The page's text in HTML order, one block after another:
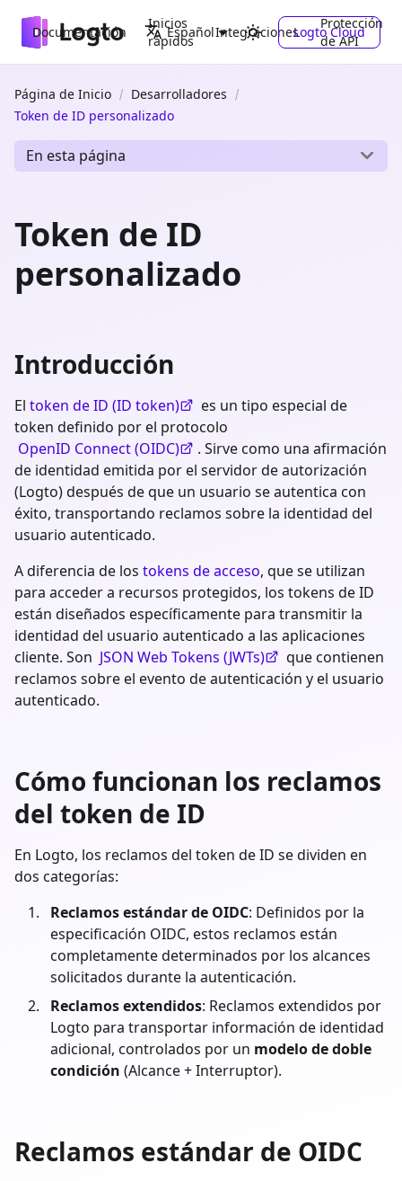
Documentación
Inicios
rápidos
Integraciones
Protección
de API
Español Logto Cloud
Página de Inicio
Desarrolladores
Token de ID personalizado
En esta página
Token de ID
personalizado
Introducción
El token de ID (ID token)
es un tipo especial de
token definido por el protocolo
OpenID Connect (OIDC)
. Sirve como una afirmación
de identidad emitida por el servidor de autorización
(Logto) después de que un usuario se autentica con
éxito, transportando reclamos sobre la identidad del
usuario autenticado.
A diferencia de los tokens de acceso, que se utilizan
para acceder a recursos protegidos, los tokens de ID
están diseñados específicamente para transmitir la
identidad del usuario autenticado a las aplicaciones
cliente. Son JSON Web Tokens (JWTs)
que contienen
reclamos sobre el evento de autenticación y el usuario
autenticado.
Cómo funcionan los reclamos
del token de ID
En Logto, los reclamos del token de ID se dividen en
dos categorías:
Reclamos estándar de OIDC: Definidos por la
especificación OIDC, estos reclamos están
completamente determinados por los alcances
solicitados durante la autenticación.
Reclamos extendidos: Reclamos extendidos por
Logto para transportar información de identidad
adicional, controlados por un modelo de doble
condición (Alcance + Interruptor).
Reclamos estándar de OIDC